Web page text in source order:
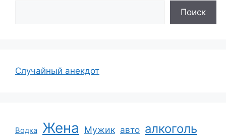
Поиск
Случайный анекдот
Водка Жена Мужик авто алкоголь